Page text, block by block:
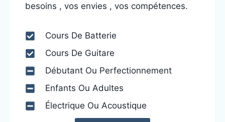
besoins , vos envies , vos compétences.
Cours De Batterie
Cours De Guitare
Débutant Ou Perfectionnement
Enfants Ou Adultes
Électrique Ou Acoustique